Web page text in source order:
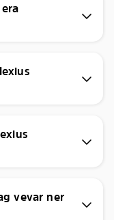
vevar ner